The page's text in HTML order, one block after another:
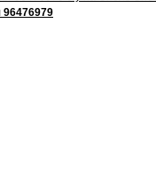
96476979